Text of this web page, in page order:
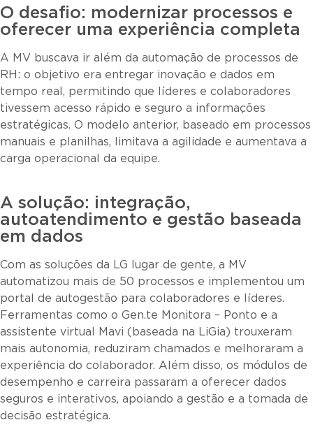
O desafio: modernizar processos e
oferecer uma experiência completa
A MV buscava ir além da automação de processos de
RH: o objetivo era entregar inovação e dados em
tempo real, permitindo que líderes e colaboradores
tivessem acesso rápido e seguro a informações
estratégicas. O modelo anterior, baseado em processos
manuais e planilhas, limitava a agilidade e aumentava a
carga operacional da equipe.
A solução: integração,
autoatendimento e gestão baseada
em dados
Com as soluções da LG lugar de gente, a MV
automatizou mais de 50 processos e implementou um
portal de autogestão para colaboradores e líderes.
Ferramentas como o Gen.te Monitora – Ponto e a
assistente virtual Mavi (baseada na LiGia) trouxeram
mais autonomia, reduziram chamados e melhoraram a
experiência do colaborador. Além disso, os módulos de
desempenho e carreira passaram a oferecer dados
seguros e interativos, apoiando a gestão e a tomada de
decisão estratégica.